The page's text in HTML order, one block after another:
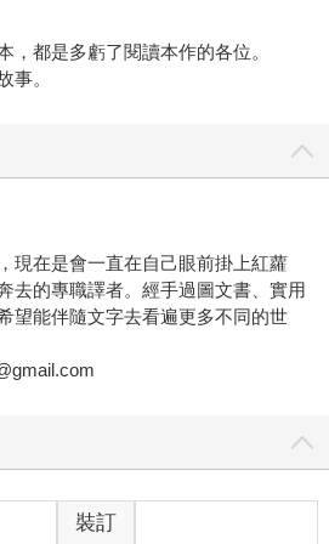
，都是多虧了閱讀本作的各位。
事。
現在是會一直在自己眼前掛上紅蘿
去的專職譯者。經手過圖文書、實用
望能伴隨文字去看遍更多不同的世
裝訂